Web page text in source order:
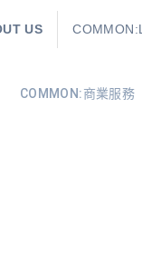
US
COMMON:商業服務